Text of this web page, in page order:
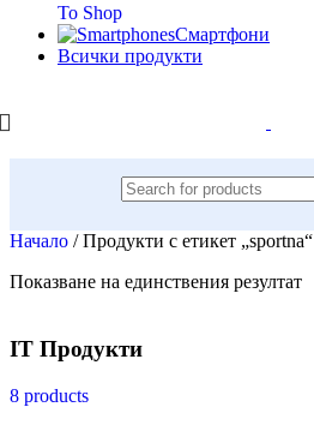
To Shop
Смартфони
Всички продукти
Начало / Продукти с етикет „sportna“
Показване на единствения резултат
IT Продукти
8 products